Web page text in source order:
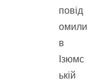
повід
омили
в
Ізюмс
ькій